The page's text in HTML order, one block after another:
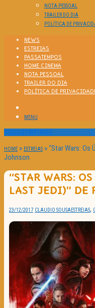
NOTA PESSOAL
TRAILER DO DIA
POLÍTICA DE
NEWS
ESTREIAS
PASSATEMPOS
HOME CINEMA
NOTA PESSOAL
TRAILER DO DIA
POLÍTICA DE
MENU
Passatempos
HOME » ESTREIAS »“Star Wars: Os
Johnson
“STAR WARS:
LAST JEDI)” DE
23/12/2017 CLAUDIO SOUSAESTREIAS,